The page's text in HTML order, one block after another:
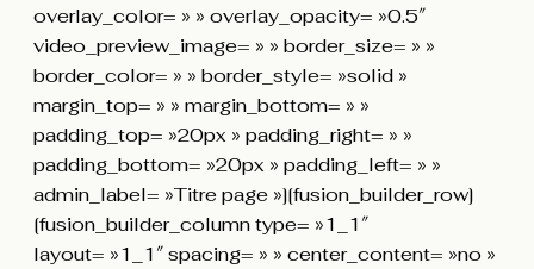
overlay_color= » » overlay_opacity= »0.5″
video_preview_image= » » border_size= » »
border_color= » » border_style= »solid »
margin_top= » » margin_bottom= » »
padding_top= »20px » padding_right= » »
padding_bottom= »20px » padding_left= » »
admin_label= »Titre page »][fusion_builder_row]
[fusion_builder_column type= »1_1″
layout= »1_1″ spacing= » » center_content= »no »